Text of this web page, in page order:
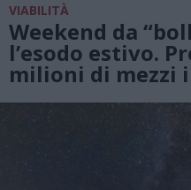
VIABILITÀ
Weekend da
l’esodo estivo.
milioni di mezzi